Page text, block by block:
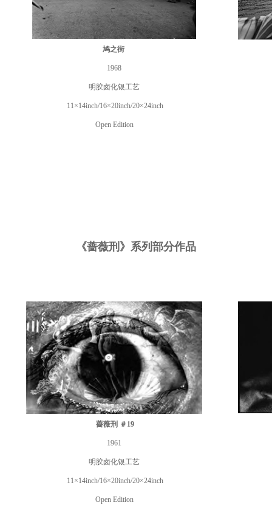
鸠之街
1968
明胶卤化银工艺
11×14inch/16×20inch/20×24inch
Open Edition
《蔷薇刑》系列部分作品
薔薇刑 ＃19
1961
明胶卤化银工艺
11×14inch/16×20inch/20×24inch
Open Edition